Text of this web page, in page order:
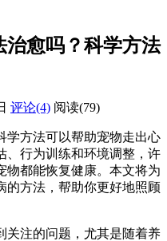
治愈吗？科学方法
评论(4) 阅读(79)
学方法可以帮助宠物走出心
、行为训练和环境调整，许
物都能恢复健康。本文将为
的方法，帮助你更好地照顾
关注的问题，尤其是随着养